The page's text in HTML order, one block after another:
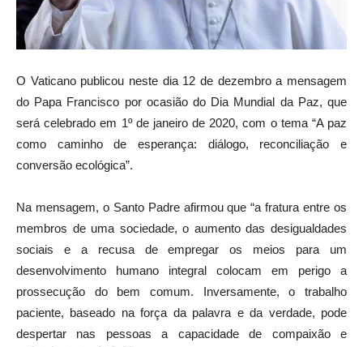
O Vaticano publicou neste dia 12 de dezembro a mensagem
do Papa Francisco por ocasião do Dia Mundial da Paz, que
será celebrado em 1º de janeiro de 2020, com o tema “A paz
como caminho de esperança: diálogo, reconciliação e
conversão ecológica”.
Na mensagem, o Santo Padre afirmou que “a fratura entre os
membros de uma sociedade, o aumento das desigualdades
sociais e a recusa de empregar os meios para um
desenvolvimento humano integral colocam em perigo a
prossecução do bem comum. Inversamente, o trabalho
paciente, baseado na força da palavra e da verdade, pode
despertar nas pessoas a capacidade de compaixão e